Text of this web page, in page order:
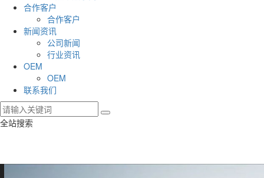
合作客户
合作客户
新闻资讯
公司新闻
行业资讯
OEM
OEM
联系我们
全站搜索